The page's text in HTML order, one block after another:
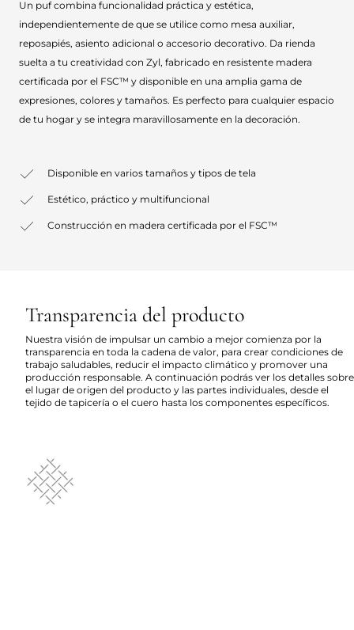
Un puf combina funcionalidad práctica y estética,
independientemente de que se utilice como mesa auxiliar,
reposapiés, asiento adicional o accesorio decorativo. Da rienda
suelta a tu creatividad con Zyl, fabricado en resistente madera
certificada por el FSC™ y disponible en una amplia gama de
expresiones, colores y tamaños. Es perfecto para cualquier espacio
de tu hogar y se integra maravillosamente en la decoración.
Disponible en varios tamaños y tipos de tela
Estético, práctico y multifuncional
Construcción en madera certificada por el FSC™
Transparencia del producto
Nuestra visión de impulsar un cambio a mejor comienza por la
transparencia en toda la cadena de valor, para crear condiciones de
trabajo saludables, reducir el impacto climático y promover una
producción responsable. A continuación podrás ver los detalles sobre
el lugar de origen del producto y las partes individuales, desde el
tejido de tapicería o el cuero hasta los componentes específicos.